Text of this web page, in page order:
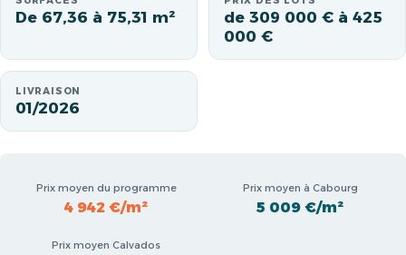
De 67,36 à 75,31 m²
de 309 000 € à 425
000 €
LIVRAISON
01/2026
Prix moyen du programme
4 942 €/m²
Prix moyen à Cabourg
5 009 €/m²
Prix moyen Calvados